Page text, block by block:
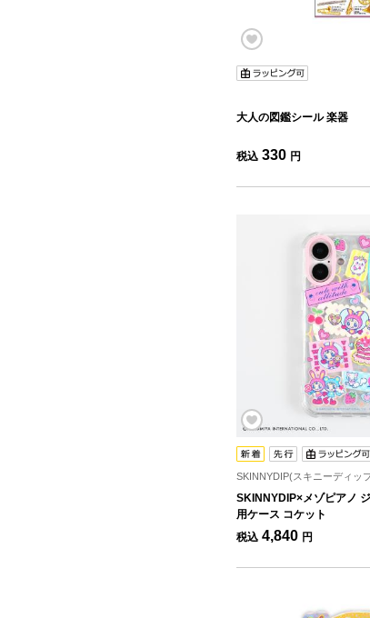
大人の図鑑シール 楽器
税込 330 円
SKINNYDIP(スキニーディッ
SKINNYDIP×メゾピアノ
用ケース コケット
税込 4,840 円